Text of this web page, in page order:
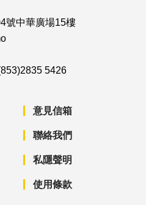
號中華廣場15樓
5426
意見信箱
聯絡我們
私隱聲明
使用條款